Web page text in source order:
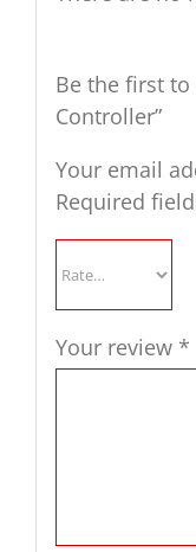
Be the first to
Controller”
Your email
Required
Your review *